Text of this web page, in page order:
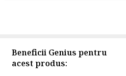
Beneficii Genius pentru
acest produs: